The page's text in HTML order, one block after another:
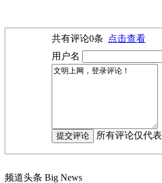
共有评论0条
点击查看
用户名
所有评论仅代
频道头条 Big News